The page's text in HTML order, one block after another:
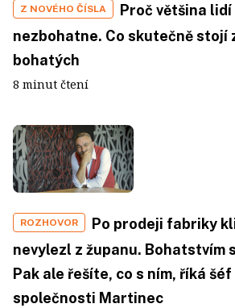
Z NOVÉHO ČÍSLA
Proč většina
nezbohatne. Co skutečně stojí
bohatých
8 minut čtení
ROZHOVOR
Po prodeji fabriky
nevylezl z županu. Bohatstvím
Pak ale řešíte, co s ním, říká
společnosti Martinec